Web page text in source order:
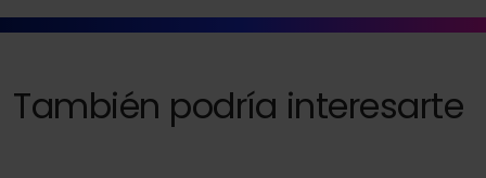
También podría interesarte